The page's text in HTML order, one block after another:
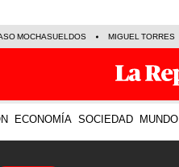
MOCHASUELDOS MIGUEL TORRES
ECONOMÍA SOCIEDAD MUNDO